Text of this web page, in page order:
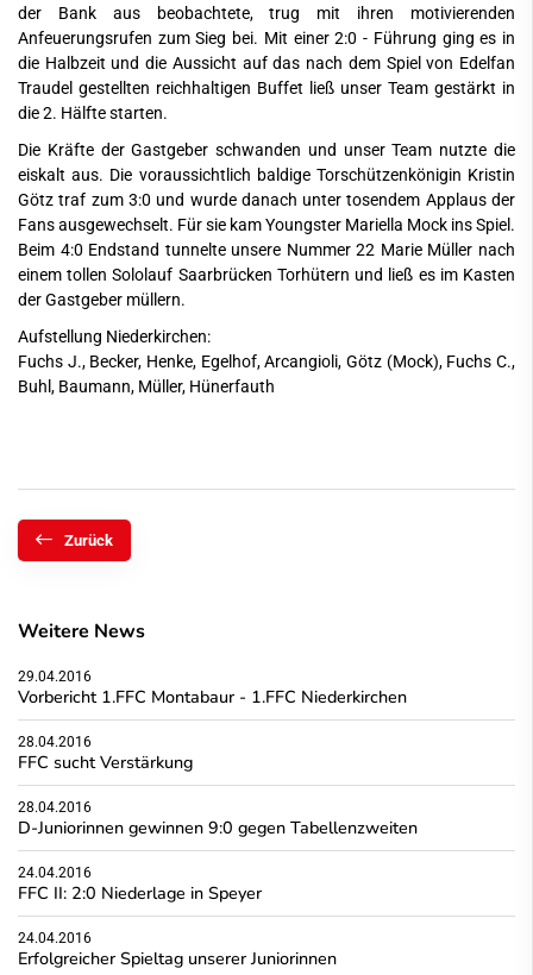
der Bank aus beobachtete, trug mit ihren motivierenden
Anfeuerungsrufen zum Sieg bei. Mit einer 2:0 - Führung ging es in
die Halbzeit und die Aussicht auf das nach dem Spiel von Edelfan
Traudel gestellten reichhaltigen Buffet ließ unser Team gestärkt in
die 2. Hälfte starten.
Die Kräfte der Gastgeber schwanden und unser Team nutzte die
eiskalt aus. Die voraussichtlich baldige Torschützenkönigin Kristin
Götz traf zum 3:0 und wurde danach unter tosendem Applaus der
Fans ausgewechselt. Für sie kam Youngster Mariella Mock ins Spiel.
Beim 4:0 Endstand tunnelte unsere Nummer 22 Marie Müller nach
einem tollen Sololauf Saarbrücken Torhütern und ließ es im Kasten
der Gastgeber müllern.
Aufstellung Niederkirchen:
Fuchs J., Becker, Henke, Egelhof, Arcangioli, Götz (Mock), Fuchs C.,
Buhl, Baumann, Müller, Hünerfauth
Zurück
Weitere News
29.04.2016
Vorbericht 1.FFC Montabaur - 1.FFC Niederkirchen
28.04.2016
FFC sucht Verstärkung
28.04.2016
D-Juniorinnen gewinnen 9:0 gegen Tabellenzweiten
24.04.2016
FFC II: 2:0 Niederlage in Speyer
24.04.2016
Erfolgreicher Spieltag unserer Juniorinnen